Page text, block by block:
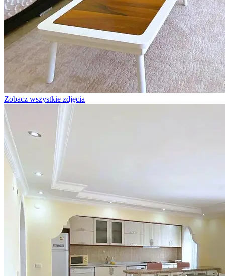
Zobacz wszystkie zdjęcia